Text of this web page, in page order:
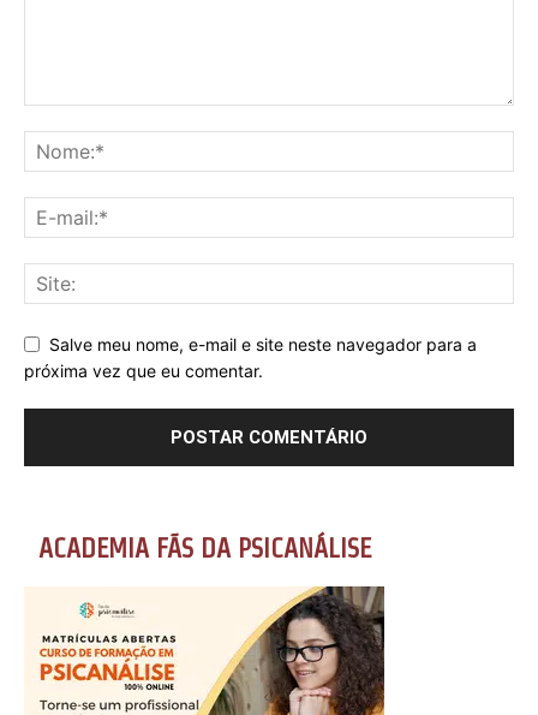
Salve meu nome, e-mail e site neste navegador para a
próxima vez que eu comentar.
ACADEMIA FÃS DA PSICANÁLISE